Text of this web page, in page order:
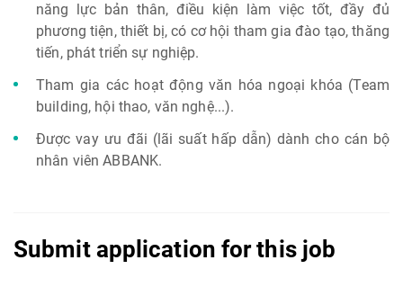
năng lực bản thân, điều kiện làm việc tốt, đầy đủ
phương tiện, thiết bị, có cơ hội tham gia đào tạo, thăng
tiến, phát triển sự nghiệp.
Tham gia các hoạt động văn hóa ngoại khóa (Team
building, hội thao, văn nghệ...).
Được vay ưu đãi (lãi suất hấp dẫn) dành cho cán bộ
nhân viên ABBANK.
Submit application for this job